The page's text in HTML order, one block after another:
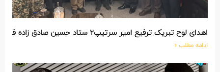
اهدای لوح تبریک ترفیع امیر سرتیپ۲ ستاد حسین صادق زاده فرمانده تیپ ۲۵ واکنش سریع شهید آبگون نزاجا مستقر در تبریز
ادامه مطلب »